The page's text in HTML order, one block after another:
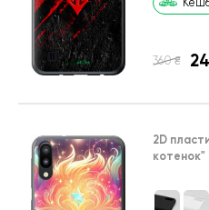
360 ₴
2D
котенок"